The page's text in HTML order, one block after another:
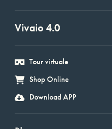
Vivaio 4.0
Tour virtuale
Shop Online
Download APP